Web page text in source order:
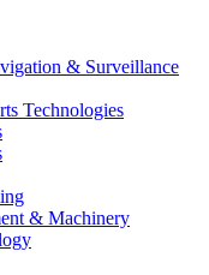
& Surveillance
Technologies
& Machinery